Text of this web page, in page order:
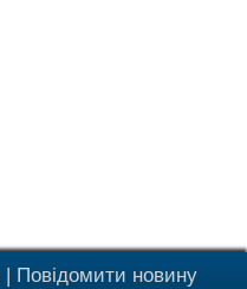
| Повідомити новину